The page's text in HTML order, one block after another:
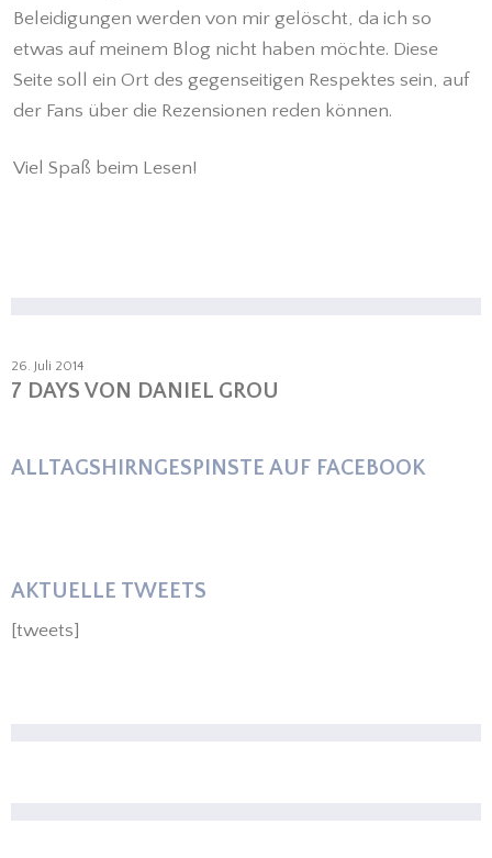
Beleidigungen werden von mir gelöscht, da ich so
etwas auf meinem Blog nicht haben möchte. Diese
Seite soll ein Ort des gegenseitigen Respektes sein, auf
der Fans über die Rezensionen reden können.
Viel Spaß beim Lesen!
26. Juli 2014
7 DAYS VON DANIEL GROU
ALLTAGSHIRNGESPINSTE AUF FACEBOOK
AKTUELLE TWEETS
[tweets]